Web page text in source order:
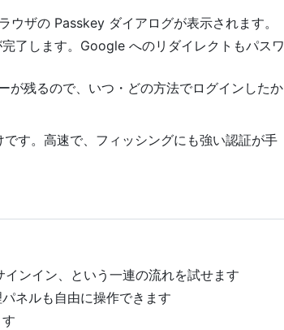
ザの Passkey ダイアログが表示されます。
了します。Google へのリダイレクトもパスワ
が残るので、いつ・どの方法でログインしたか
す。高速で、フィッシングにも強い認証が手
ンイン、という一連の流れを試せます
ネルも自由に操作できます